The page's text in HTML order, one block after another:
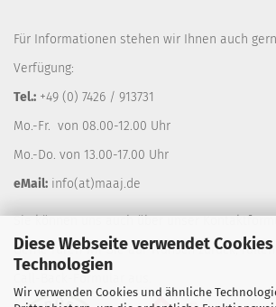
Diese Webseite verwendet
Technologien
Wir verwenden Cookies und ähnliche
Für Informationen stehen wir Ihnen auch
Verfügung:
Tel.: +49 (0) 7426 / 913731
Mo.-Fr. von 08.00-12.00 Uhr
Mo.-Do. von 13.00-17.00 Uhr
eMail: info(at)maaj.de
Sie können uns auch über unser
Gerne rufen wir Sie auf Wunsch zurück, füllen
Call-Back-Formular